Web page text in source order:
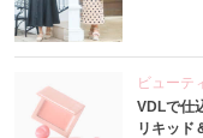
ビューテ
VDLで仕
リキッド